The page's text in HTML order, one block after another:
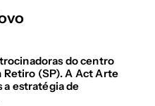
do centro
Retiro (SP). A Act Arte
a estratégia de